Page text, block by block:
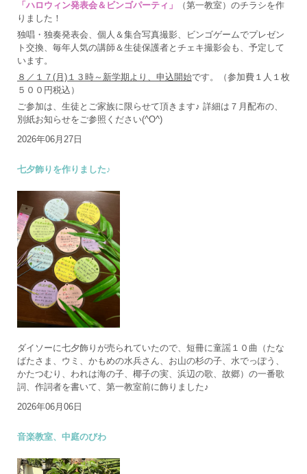
「ハロウィン発表会＆ビンゴパーティ」
（第一教室）のチラシを作
りました！
独唱・独奏発表会、個人＆集合写真撮影、ビンゴゲームでプレゼン
ト交換、毎年人気の講師＆生徒保護者とチェキ撮影会も、予定して
います。
８／１７(月)１３時～新学期より、申込開始です。（参加費１人１枚
５００円税込）
ご参加は、生徒とご家族に限らせて頂きます♪ 詳細は７月配布の、
別紙お知らせをご参照ください(^O^)
2026年06月27日
七夕飾りを作りました♪
ダイソーに七夕飾りが売られていたので、短冊に童謡１０曲（たな
ばたさま、ウミ、かもめの水兵さん、お山の杉の子、水でっぽう、
かたつむり、われは海の子、椰子の実、浜辺の歌、故郷）の一番歌
詞、作詞者を書いて、第一教室前に飾りました♪
2026年06月06日
音楽教室、中庭のびわ